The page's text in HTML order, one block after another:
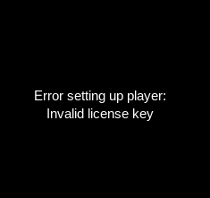
Error setting up player:
Invalid license key